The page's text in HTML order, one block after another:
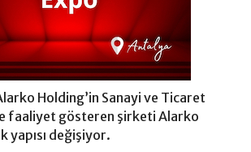
Holding’in Sanayi ve Ticaret
faaliyet gösteren şirketi Alarko
yapısı değişiyor.